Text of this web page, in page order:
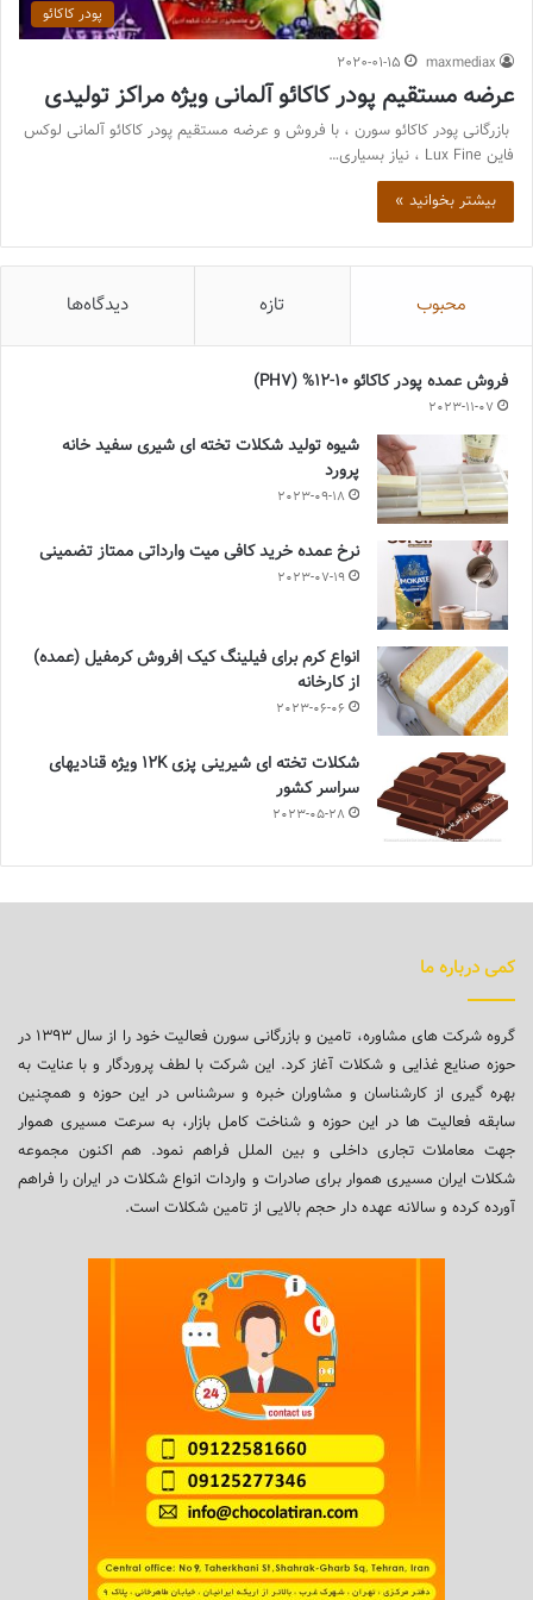
پودر کاکائو
maxmediax
2020-01-15
عرضه مستقیم پودر کاکائو آلمانی ویژه مراکز تولیدی
بازرگانی پودر کاکائو سورن ، با فروش و عرضه مستقیم پودر کاکائو آلمانی لوکس
فاین Lux Fine ، نیاز بسیاری…
بیشتر بخوانید »
محبوب تازه دیدگاه‌ها
فروش عمده پودر کاکائو 10-12% (PH7)
2023-11-07
شیوه تولید شکلات تخته ای شیری سفید خانه
پرورد
2023-09-18
نرخ عمده خرید کافی میت وارداتی ممتاز تضمینی
2023-07-19
انواع کرم برای فیلینگ کیک |فروش کرمفیل (عمده)
از کارخانه
2023-06-06
شکلات تخته ای شیرینی پزی 12K ویژه قنادیهای
سراسر کشور
2023-05-28
کمی درباره ما
گروه شرکت های مشاوره، تامین و بازرگانی سورن فعالیت خود را از سال ۱۳۹۳ در
حوزه صنایع غذایی و شکلات آغاز کرد. این شرکت با لطف پروردگار و با عنایت به
بهره گیری از کارشناسان و مشاوران خبره و سرشناس در این حوزه و همچنین
سابقه فعالیت ها در این حوزه و شناخت کامل بازار، به سرعت مسیری هموار
جهت معاملات تجاری داخلی و بین الملل فراهم نمود. هم اکنون مجموعه
شکلات ایران مسیری هموار برای صادرات و واردات انواع شکلات در ایران را فراهم
آورده کرده و سالانه عهده دار حجم بالایی از تامین شکلات است.